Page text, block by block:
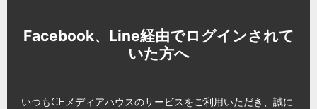
Facebook、Line経由でログインされて
いた方へ
いつもCEメディアハウスのサービスをご利用いただき、誠に